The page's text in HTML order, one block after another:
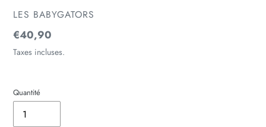
DISTRIBUTEUR
LES BABYGATORS
Prix
normal
€40,90
Taxes incluses.
Quantité